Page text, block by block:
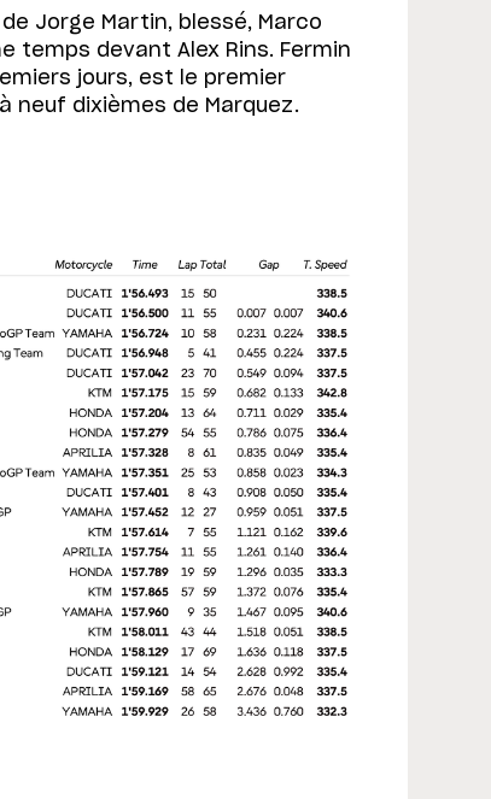
Jorge Martin, blessé, Marco
temps devant Alex Rins. Fermin
jours, est le premier
neuf dixièmes de Marquez.